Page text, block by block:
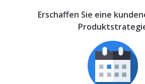
Erschaffen Sie eine